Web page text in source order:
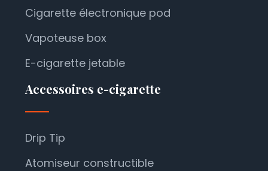
Cigarette électronique pod
Vapoteuse box
E-cigarette jetable
Accessoires e-cigarette
Drip Tip
Atomiseur constructible